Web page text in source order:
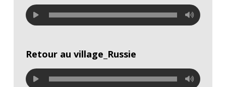
Retour au village_Russie